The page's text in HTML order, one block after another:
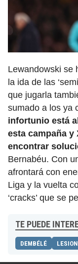
Lewandowski se
la ida de las
que jugarla
sumado a los ya
infortunio está
esta campaña y
encontrar
Bernabéu. Con
afrontará con
Liga y la vuelta
‘cracks’ que se
TE PUEDE
DEMBÉLÉ